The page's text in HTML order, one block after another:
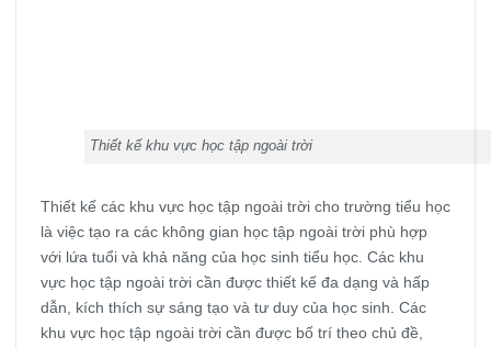
Thiết kế khu vực học tập ngoài trời
Thiết kế các khu vực học tập ngoài trời cho trường tiểu học
là việc tạo ra các không gian học tập ngoài trời phù hợp
với lứa tuổi và khả năng của học sinh tiểu học. Các khu
vực học tập ngoài trời cần được thiết kế đa dạng và hấp
dẫn, kích thích sự sáng tạo và tư duy của học sinh. Các
khu vực học tập ngoài trời cần được bố trí theo chủ đề,